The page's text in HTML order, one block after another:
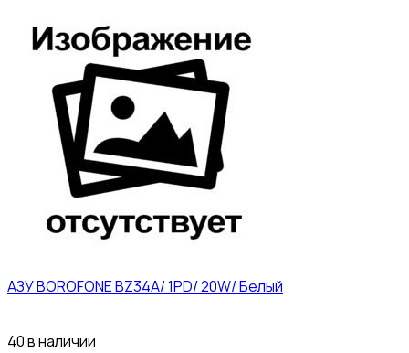
АЗУ BOROFONE BZ34A/ 1PD/ 20W/ Белый
40 в наличии